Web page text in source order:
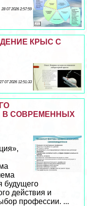
28 07 2026 2:57:59
КРЫС С
27 07 2026 12:51:33
В СОВРЕМЕННЫХ
будущего
действия и
профессии. ...